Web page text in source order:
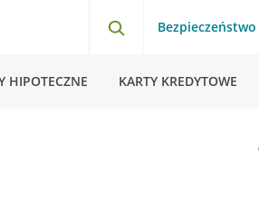
Bezpieczeństwo
HIPOTECZNE KARTY KREDYTOWE